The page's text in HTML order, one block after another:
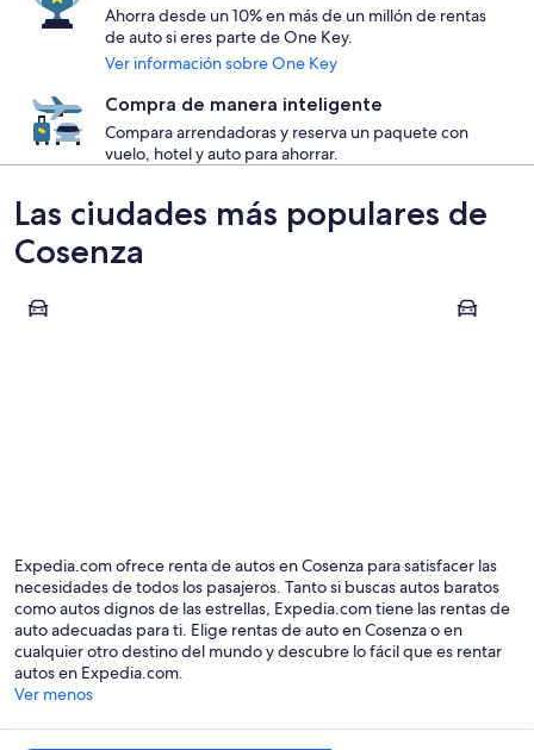
Ahorra desde un 10% en más de un millón de rentas
de auto si eres parte de One Key.
Ver información sobre One Key
Compra de manera inteligente
Compara arrendadoras y reserva un paquete con
vuelo, hotel y auto para ahorrar.
Las ciudades más populares de
Cosenza
Belvedere Marittimo Scalea
Expedia.com ofrece renta de autos en Cosenza para satisfacer las
necesidades de todos los pasajeros. Tanto si buscas autos baratos
como autos dignos de las estrellas, Expedia.com tiene las rentas de
auto adecuadas para ti. Elige rentas de auto en Cosenza o en
cualquier otro destino del mundo y descubre lo fácil que es rentar
autos en Expedia.com.
Ver menos